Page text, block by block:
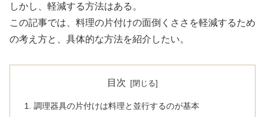
しかし、軽減する方法はある。
この記事では、料理の片付けの面倒くささを軽減するため
の考え方と、具体的な方法を紹介したい。
目次
調理器具の片付けは料理と並行するのが基本